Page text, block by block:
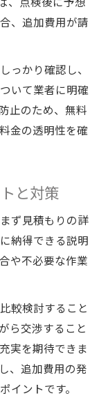
、追加費用が請
っかり確認し、
いて業者に明確
止のため、無料
金の透明性を確
と対策
ず見積もりの詳
納得できる説明
や不必要な作業
較検討すること
ら交渉すること
実を期待できま
、追加費用の発
イントです。